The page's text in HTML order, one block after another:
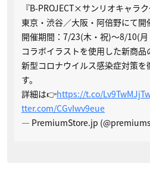
『B-PROJECT×サンリオキャラ
東京・渋谷／大阪・阿倍野にて開
開催期間：7/23(木・祝)〜8/10(月
コラボイラストを使用した新商品
新型コロナウイルス感染症対策を
す。
詳細は👉https://t.co/
tter.com/CGvIwv9eue
— PremiumStore.jp